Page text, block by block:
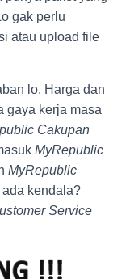
gak perlu
atau upload file
lo. Harga dan
gaya kerja masa
Cakupan
MyRepublic
MyRepublic
kendala?
Service